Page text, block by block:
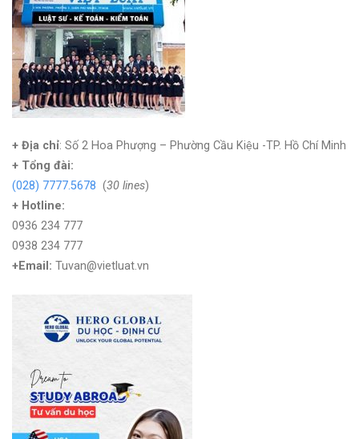
+ Địa chỉ: Số 2 Hoa Phượng – Phường Cầu Kiệu -TP. Hồ Chí Minh
+ Tổng đài:
(028) 7777.5678 (30 lines)
+ Hotline:
0936 234 777
0938 234 777
+Email: Tuvan@vietluat.vn